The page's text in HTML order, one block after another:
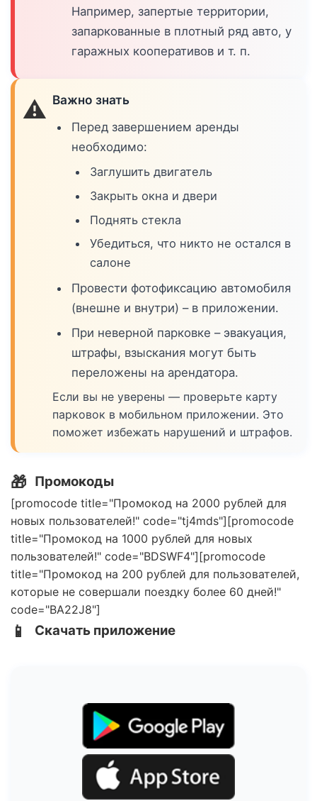
Например, запертые территории,
запаркованные в плотный ряд авто, у
гаражных кооперативов и т. п.
⚠️ Важно знать
Перед завершением аренды
необходимо:
Заглушить двигатель
Закрыть окна и двери
Поднять стекла
Убедиться, что никто не остался в
салоне
Провести фотофиксацию автомобиля
(внешне и внутри) – в приложении.
При неверной парковке – эвакуация,
штрафы, взыскания могут быть
переложены на арендатора.
Если вы не уверены — проверьте карту
парковок в мобильном приложении. Это
поможет избежать нарушений и штрафов.
🎁 Промокоды
[promocode title="Промокод на 2000 рублей для
новых пользователей!" code="tj4mds"][promocode
title="Промокод на 1000 рублей для новых
пользователей!" code="BDSWF4"][promocode
title="Промокод на 200 рублей для пользователей,
которые не совершали поездку более 60 дней!"
code="BA22J8"]
📱 Скачать приложение